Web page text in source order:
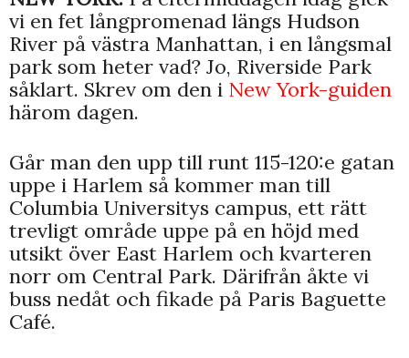
vi en fet långpromenad längs Hudson
River på västra Manhattan, i en långsmal
park som heter vad? Jo, Riverside Park
såklart. Skrev om den i New York-guiden
härom dagen.
Går man den upp till runt 115-120:e gatan
uppe i Harlem så kommer man till
Columbia Universitys campus, ett rätt
trevligt område uppe på en höjd med
utsikt över East Harlem och kvarteren
norr om Central Park. Därifrån åkte vi
buss nedåt och fikade på Paris Baguette
Café.